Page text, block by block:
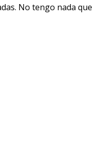
No tengo nada que